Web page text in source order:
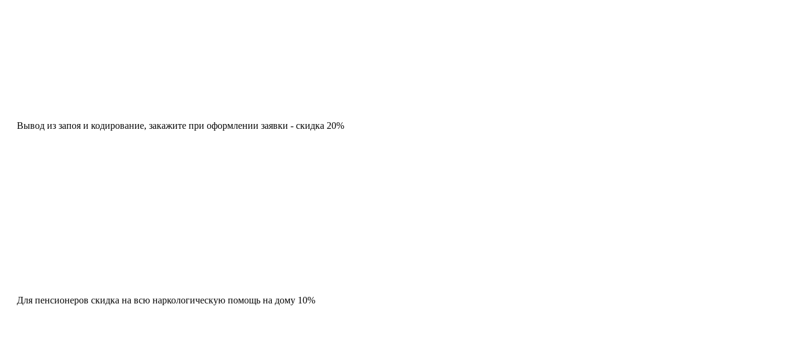
Вывод из запоя и кодирование, закажите при оформлении заявки - скидка 20%
Для пенсионеров скидка на всю наркологическую помощь на дому 10%